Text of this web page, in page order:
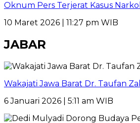
Oknum Pers Terjerat Kasus
10 Maret 2026 | 11:27 pm WIB
JABAR
Wakajati Jawa Barat Dr. Taufan
6 Januari 2026 | 5:11 am WIB